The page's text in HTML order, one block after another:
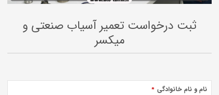
ثبت درخواست تعمیر آسیاب صنعتی و
میکسر
نام و نام خانوادگی *